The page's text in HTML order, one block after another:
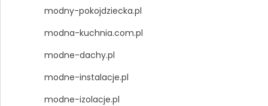
modny-pokojdziecka.pl
modna-kuchnia.com.pl
modne-dachy.pl
modne-instalacje.pl
modne-izolacje.pl